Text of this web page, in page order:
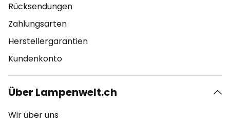
Rücksendungen
Zahlungsarten
Herstellergarantien
Kundenkonto
Über Lampenwelt.ch
Wir über uns